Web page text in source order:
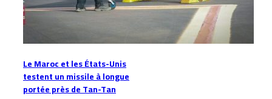
Le Maroc et les États-Unis
testent un missile à longue
portée près de Tan-Tan